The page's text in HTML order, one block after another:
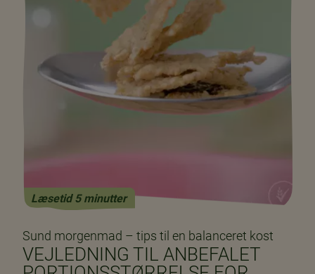
Læsetid 5 minutter
Sund morgenmad – tips til en balanceret kost
VEJLEDNING TIL ANBEFALET